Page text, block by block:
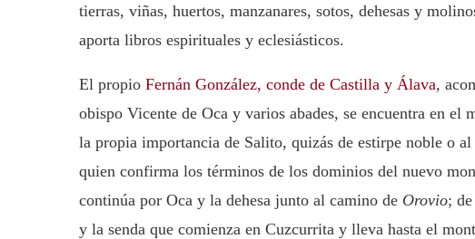
tierras, viñas, huertos, manzanares, sotos, dehesas y
aporta libros espirituales y eclesiásticos.
El propio Fernán González, conde de Castilla y Álava,
obispo Vicente de Oca y varios abades, se encuentra en
la propia importancia de Salito, quizás de estirpe noble o
quien confirma los términos de los dominios del nuevo
continúa por Oca y la dehesa junto al camino de Orovio;
y la senda que comienza en Cuzcurrita y lleva hasta el